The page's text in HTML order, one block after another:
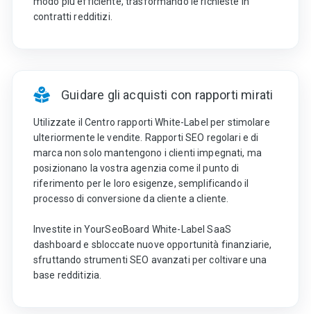
contratti redditizi.
Guidare gli acquisti con rapporti mirati
Utilizzate il Centro rapporti White-Label per stimolare
ulteriormente le vendite. Rapporti SEO regolari e di
marca non solo mantengono i clienti impegnati, ma
posizionano la vostra agenzia come il punto di
riferimento per le loro esigenze, semplificando il
processo di conversione da cliente a cliente.
Investite in YourSeoBoard White-Label SaaS
dashboard e sbloccate nuove opportunità finanziarie,
sfruttando strumenti SEO avanzati per coltivare una
base redditizia.